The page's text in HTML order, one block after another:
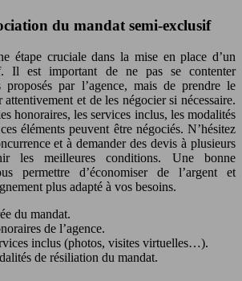
du mandat semi-exclusif
étape cruciale dans la mise en place d’un
Il est important de ne pas se contenter
proposés par l’agence, mais de prendre le
attentivement et de les négocier si nécessaire.
honoraires, les services inclus, les modalités
éléments peuvent être négociés. N’hésitez
et à demander des devis à plusieurs
les meilleures conditions. Une bonne
permettre d’économiser de l’argent et
plus adapté à vos besoins.
du mandat.
de l’agence.
inclus (photos, visites virtuelles…).
de résiliation du mandat.